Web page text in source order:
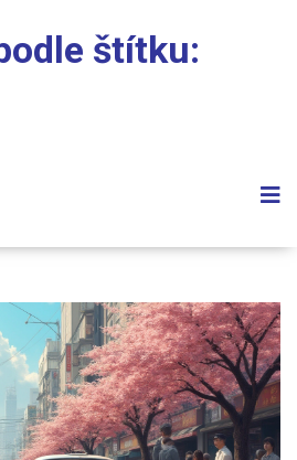
štítku: